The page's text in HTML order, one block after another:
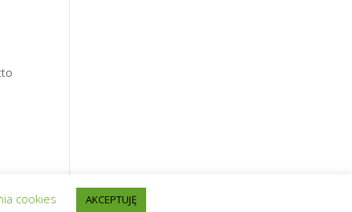
cookies AKCEPTUJĘ